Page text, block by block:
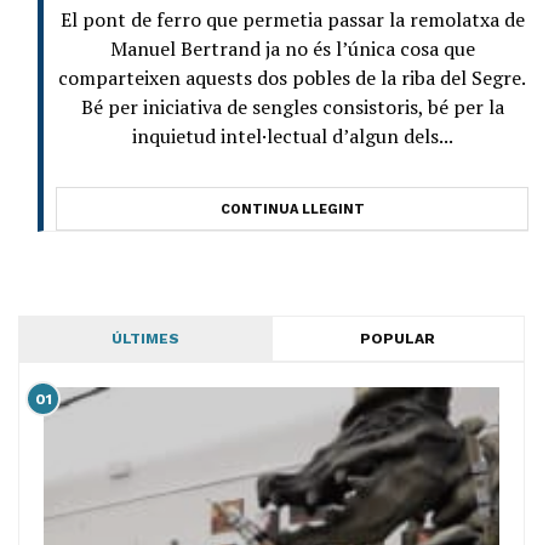
El pont de ferro que permetia passar la remolatxa de
Manuel Bertrand ja no és l’única cosa que
comparteixen aquests dos pobles de la riba del Segre.
Bé per iniciativa de sengles consistoris, bé per la
inquietud intel·lectual d’algun dels...
CONTINUA LLEGINT
ÚLTIMES POPULAR
01